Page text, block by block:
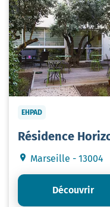
EHPAD
Résidence
Marseille - 13004
Découvrir